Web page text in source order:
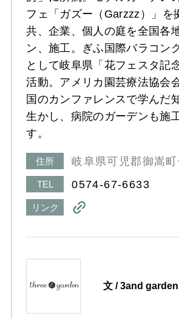
フェ「ガズー（Garzzz）」を
共、企業、個人の庭を全国各
ン、施工。ぎふ国際バラコン
として岐阜県「花フェスタ記
活動。アメリカ園芸療法協会
国のカンファレンスで学んだ
生かし、病院のガーデンも施
す。
住所 岐阜県可児郡御嵩
TEL 0574-67-6633
リンク
文 / 3and garden